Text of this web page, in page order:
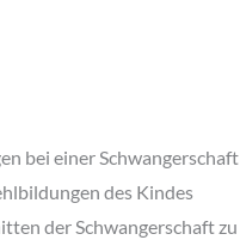
bei einer Schwangerschaft
des Kindes
der Schwangerschaft zu